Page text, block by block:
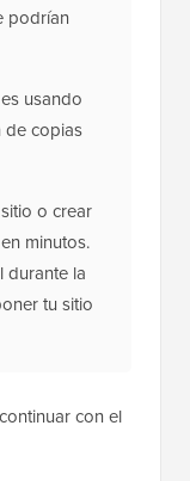
podrían
usando
de copias
o crear
minutos.
durante la
tu sitio
con el